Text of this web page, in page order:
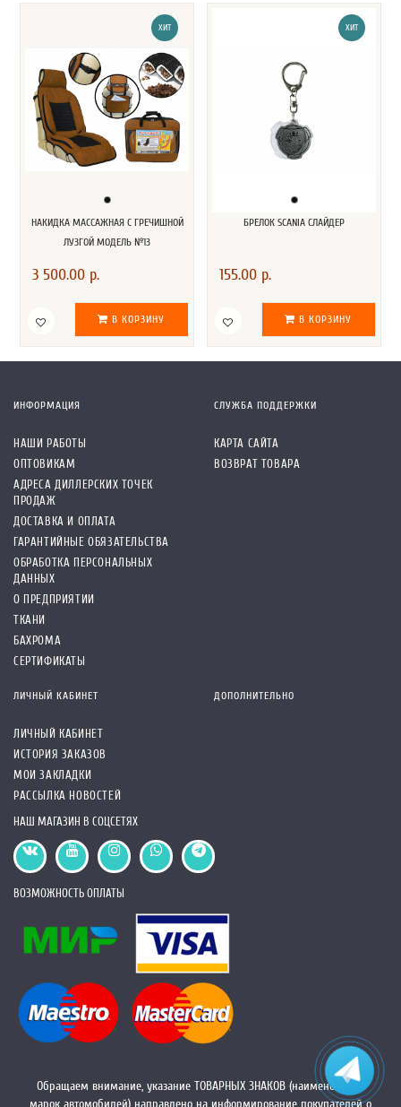
ХИТ
НАКИДКА МАССАЖНАЯ С ГРЕЧИШНОЙ
ЛУЗГОЙ МОДЕЛЬ №13
3 500.00 р.
В КОРЗИНУ
ХИТ
БРЕЛОК SCANIA СЛАЙДЕР
155.00 р.
В КОРЗИНУ
ИНФОРМАЦИЯ
НАШИ РАБОТЫ
ОПТОВИКАМ
АДРЕСА ДИЛЛЕРСКИХ ТОЧЕК
ПРОДАЖ
ДОСТАВКА И ОПЛАТА
ГАРАНТИЙНЫЕ ОБЯЗАТЕЛЬСТВА
ОБРАБОТКА ПЕРСОНАЛЬНЫХ
ДАННЫХ
О ПРЕДПРИЯТИИ
ТКАНИ
БАХРОМА
СЕРТИФИКАТЫ
СЛУЖБА ПОДДЕРЖКИ
КАРТА САЙТА
ВОЗВРАТ ТОВАРА
ЛИЧНЫЙ КАБИНЕТ
ЛИЧНЫЙ КАБИНЕТ
ИСТОРИЯ ЗАКАЗОВ
МОИ ЗАКЛАДКИ
РАССЫЛКА НОВОСТЕЙ
ДОПОЛНИТЕЛЬНО
НАШ МАГАЗИН В СОЦСЕТЯХ
ВОЗМОЖНОСТЬ ОПЛАТЫ
Обращаем внимание, указание ТОВАРНЫХ ЗНАКОВ (наименований